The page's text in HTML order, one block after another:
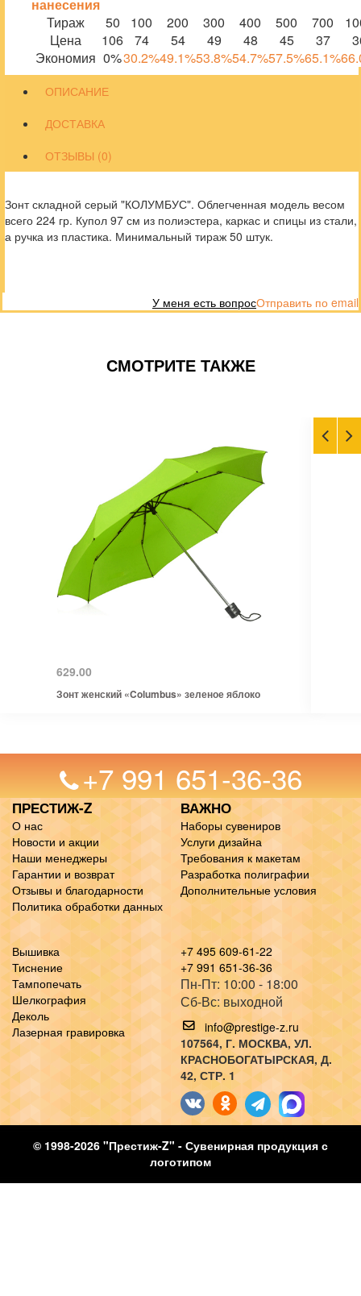
нанесения
Тираж
50 100 200 300 400 500 700
Цена
106 74 54 49 48 45 37
Экономия 0%30.2%49.1%53.8%54.7%57.5%65.1%
ОПИСАНИЕ
ДОСТАВКА
ОТЗЫВЫ (0)
Зонт складной серый "КОЛУМБУС". Облегченная модель весом
всего 224 гр. Купол 97 см из полиэстера, каркас и спицы из стали,
а ручка из пластика. Минимальный тираж 50 штук.
Отправить по email
У меня есть вопрос
СМОТРИТЕ ТАКЖЕ
629.00
Зонт женский «Columbus» зеленое яблоко
+7 991 651-36-36
ПРЕСТИЖ-Z
О нас
Новости и акции
Наши менеджеры
Гарантии и возврат
Отзывы и благодарности
Политика обработки данных
ВАЖНО
Наборы сувениров
Услуги дизайна
Требования к макетам
Разработка полиграфии
Дополнительные условия
Вышивка
Тиснение
Тампопечать
Шелкография
Деколь
Лазерная гравировка
+7 495 609-61-22
+7 991 651-36-36
Пн-Пт: 10:00 - 18:00
Сб-Вс: выходной
info@prestige-z.ru
107564, Г. МОСКВА, УЛ.
КРАСНОБОГАТЫРСКАЯ, Д.
42, СТР. 1
© 1998-2026 "Престиж-Z" - Сувенирная продукция с
логотипом